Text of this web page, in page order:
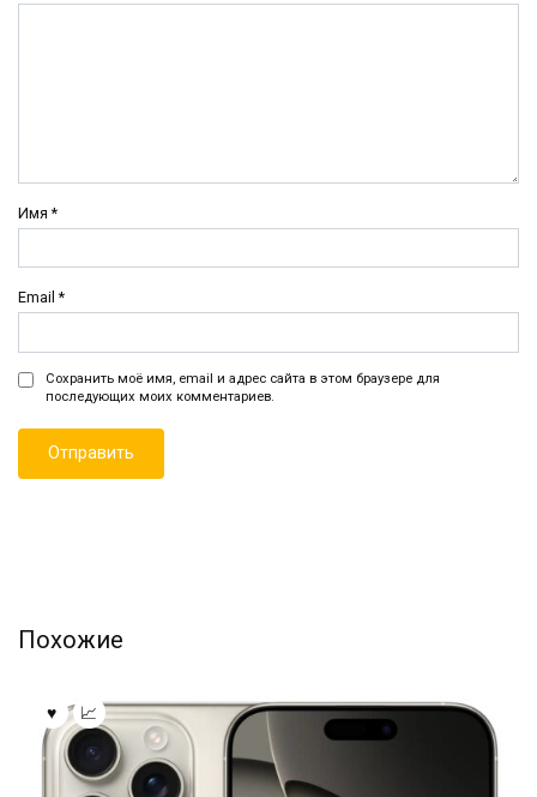
Имя*
Email*
Сохранить моё имя, email и адрес сайта в этом браузере для
последующих моих комментариев.
Похожие